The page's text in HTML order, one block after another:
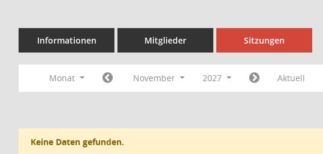
Informationen Mitglieder Sitzungen
Monat November 2027 Aktuell
Keine Daten gefunden.